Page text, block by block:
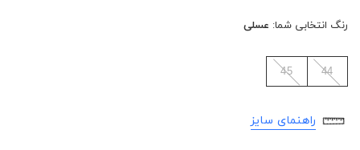
رنگ انتخابی شما: عسلی
44
45
راهنمای سایز